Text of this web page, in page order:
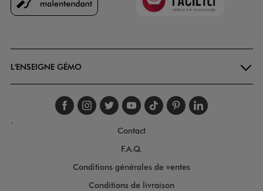
L'ENSEIGNE GÉMO
Suivez-nous sur
Suivez-nous sur
Suivez-nous sur
Suivez-nous
Suivez-nous
Suivez-
.
Contact
F.A.Q.
Conditions générales de ventes
Conditions de livraison